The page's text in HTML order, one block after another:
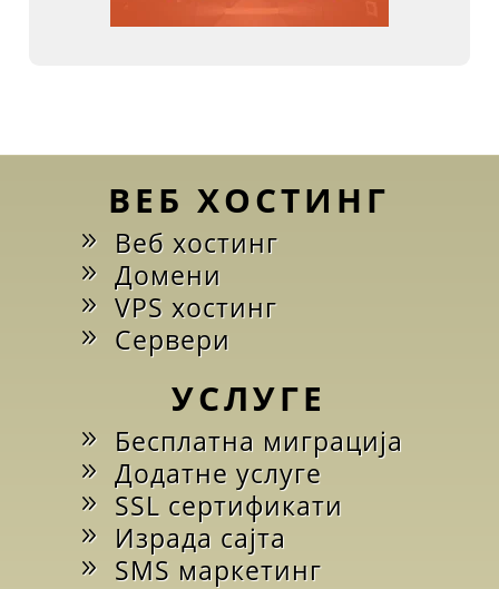
ВЕБ ХОСТИНГ
Веб хостинг
Домени
VPS хостинг
Сервери
УСЛУГЕ
Бесплатна миграција
Додатне услуге
SSL сертификати
Израда сајта
SMS маркетинг